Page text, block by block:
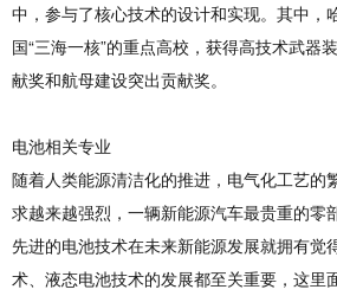
中，参与了核心技术的设计和实现。其中，
国“三海一核”的重点高校，获得高技术武器
献奖和航母建设突出贡献奖。
电池相关专业
随着人类能源清洁化的推进，电气化工艺的
求越来越强烈，一辆新能源汽车最贵重的零
先进的电池技术在未来新能源发展就拥有觉
术、液态电池技术的发展都至关重要，这里